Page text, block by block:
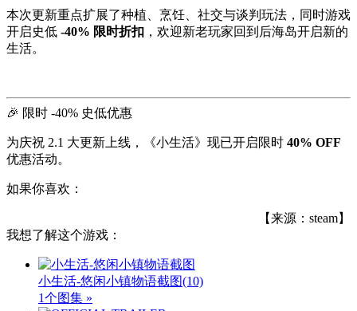
本次更新重点扩展了种植、烹饪、社交与谈判玩法，同时游戏
开启史低 -40% 限时折扣 ，欢迎新老玩家回到后海岛开启新的
生活。
🎉 限时 -40% 史低优惠
为庆祝 2.1 大更新上线，《小生活》现已开启限时 40% OFF
优惠活动。
如果你喜欢：
【来源：steam】
我想了解这个游戏：
小生活-悠闲小镇物语截图(10)
1个图集 »